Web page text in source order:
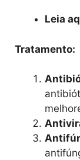
Leia
Tratamento: